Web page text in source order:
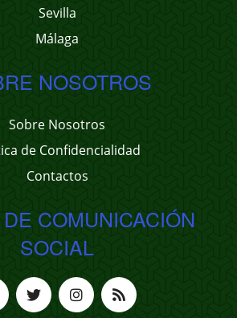
Sevilla
Málaga
NOSOTROS
Sobre Nosotros
de Confidencialidad
Contactos
COMUNICACIÓN
SOCIAL